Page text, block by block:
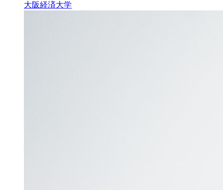
大阪経済大学